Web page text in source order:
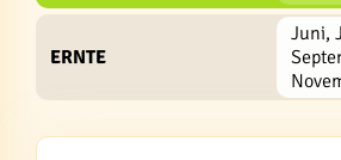
ERNTE
Juni,